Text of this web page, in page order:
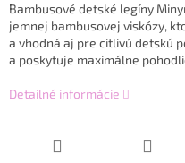
Bambusové detské legíny
jemnej bambusovej viskózy,
a vhodná aj pre citlivú detskú
a poskytuje maximálne
Detailné informácie